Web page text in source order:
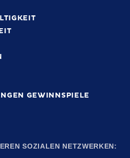
GEWINNSPIELE
SOZIALEN NETZWERKEN: